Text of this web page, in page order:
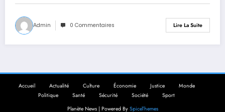
Admin 0 Commentaires Lire La Suite
Accueil Actualité Culture Économie Justice
Monde
Politique
Santé Sécurité Société
Sport
Planète News | Powered By SpiceThemes